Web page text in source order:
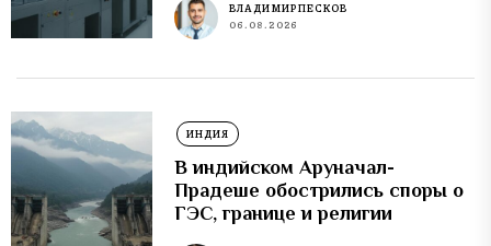
ВЛАДИМИР ПЕСКОВ
06.08.2026
ИНДИЯ
В индийском Аруначал-
Прадеше обострились споры о
ГЭС, границе и религии